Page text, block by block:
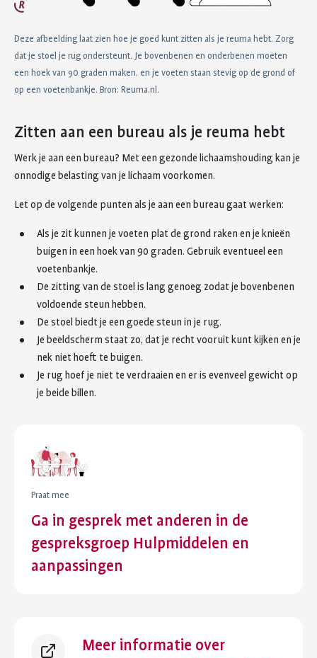
Deze afbeelding laat zien hoe je goed kunt zitten als je reuma hebt. Zorg
dat je stoel je rug ondersteunt. Je bovenbenen en onderbenen moeten
een hoek van 90 graden maken, en je voeten staan stevig op de grond of
op een voetenbankje. Bron: Reuma.nl.
Zitten aan een bureau als je reuma hebt
Werk je aan een bureau? Met een gezonde lichaamshouding kan je
onnodige belasting van je lichaam voorkomen.
Let op de volgende punten als je aan een bureau gaat werken:
Als je zit kunnen je voeten plat de grond raken en je knieën
buigen in een hoek van 90 graden. Gebruik eventueel een
voetenbankje.
De zitting van de stoel is lang genoeg zodat je bovenbenen
voldoende steun hebben.
De stoel biedt je een goede steun in je rug.
Je beeldscherm staat zo, dat je recht vooruit kunt kijken en je
nek niet hoeft te buigen.
Je rug hoef je niet te verdraaien en er is evenveel gewicht op
je beide billen.
Praat mee
Ga in gesprek met anderen in de
gespreksgroep Hulpmiddelen en
aanpassingen
Meer informatie over